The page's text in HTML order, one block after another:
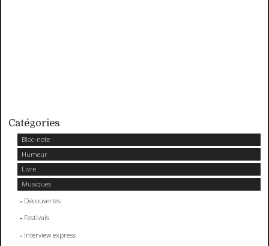
Catégories
Bloc-note
Humeur
Livre
Musiques
Découvertes
Festivals
Interview express